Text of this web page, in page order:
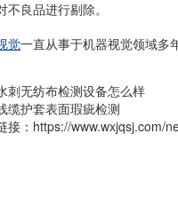
不良品进行剔除。
觉一直从事于机器视觉领域多
刺无纺布检测设备怎么样
缆护套表面瑕疵检测
接：https://www.wxjqsj.com/